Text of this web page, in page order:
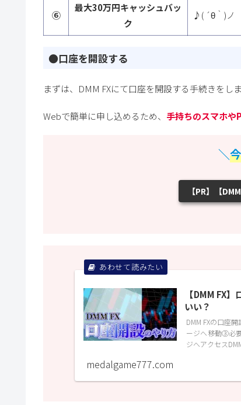
⑥
最大30万円キャッシュバッ
ク
♪( ´θ｀)ノ
●口座を開設する
まずは、DMM FXにて口座を開設する手続きをしま
Webで簡単に申し込めるため、 手持ちのスマホや
＼
【PR】【
【DMM FX
いい？
DMM FXの口座
ージへ移動③必
ジへアクセス
medalgame777.com